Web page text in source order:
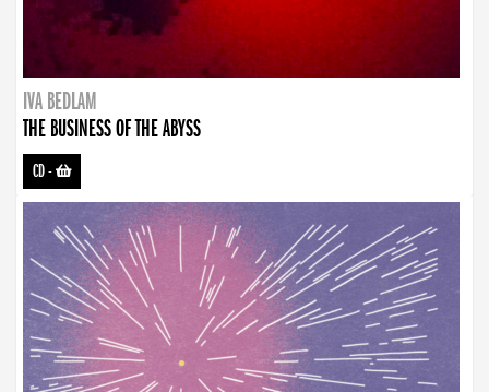
IVA BEDLAM
THE BUSINESS OF THE ABYSS
CD-